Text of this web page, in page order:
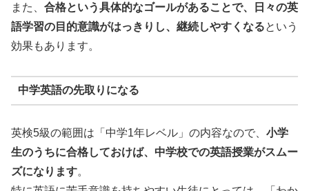
また、 合格という具体的なゴールがあることで、日々の英
語学習の目的意識がはっきりし、継続しやすくなるという
効果もあります。
中学英語の先取りになる
英検5級の範囲は「中学1年レベル」の内容なので、 小学
生のうちに合格しておけば、中学校での英語授業がスムー
ズになります。